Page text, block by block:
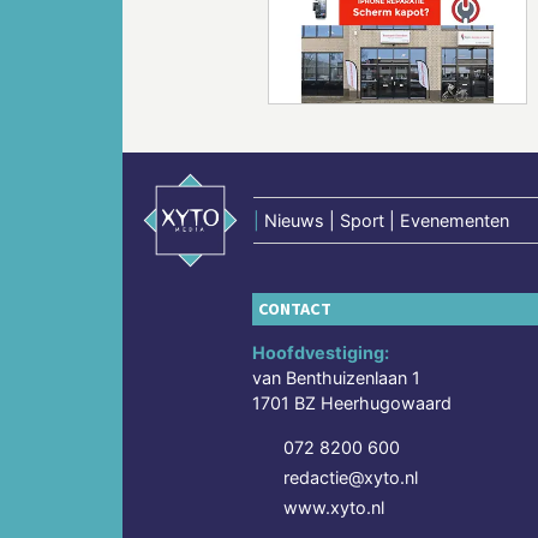
Nieuws | Sport | Evenementen
CONTACT
Hoofdvestiging:
van Benthuizenlaan 1
1701 BZ Heerhugowaard
072 8200 600
redactie@xyto.nl
www.xyto.nl